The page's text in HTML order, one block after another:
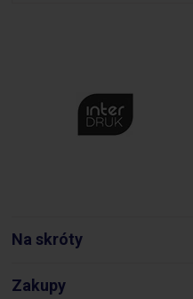
Na skróty
Zakupy